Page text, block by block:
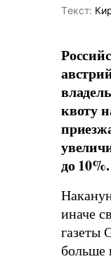
Tекст:
квоту
до 10%.
иначе
газеты
больше